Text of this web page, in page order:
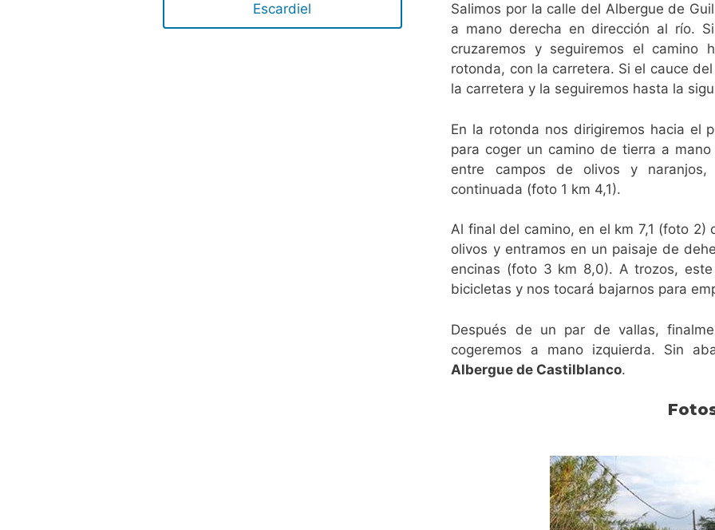
Escardiel
Salimos por la calle del Albergue de
a mano derecha en dirección al río.
cruzaremos y seguiremos el
rotonda, con la carretera. Si el cauce
la carretera y la seguiremos hasta la
En la rotonda nos dirigiremos hacia el
para coger un camino de tierra a
entre campos de olivos y
continuada (foto 1 km 4,1).
Al final del camino, en el km 7,1 (foto
olivos y entramos en un paisaje de
encinas (foto 3 km 8,0). A trozos,
bicicletas y nos tocará bajarnos para
Después de un par de vallas,
cogeremos a mano izquierda. Sin
Albergue de Castilblanco.